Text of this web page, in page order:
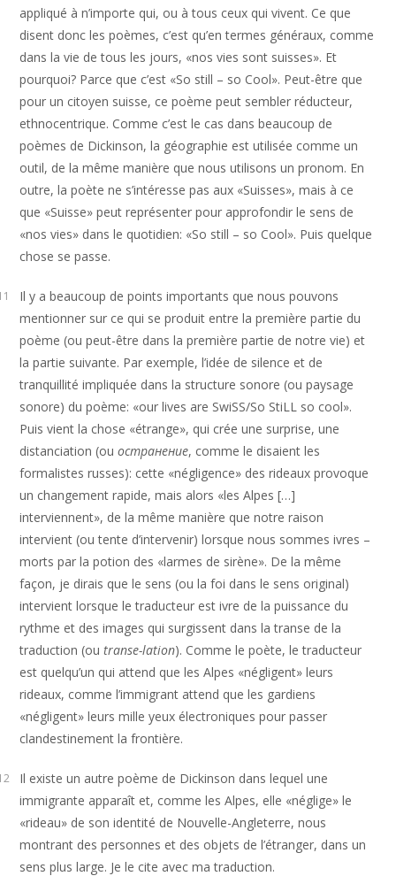
appliqué à n’importe qui, ou à tous ceux qui vivent. Ce que
disent donc les poèmes, c’est qu’en termes généraux, comme
dans la vie de tous les jours, «nos vies sont suisses». Et
pourquoi? Parce que c’est «So still – so Cool». Peut-être que
pour un citoyen suisse, ce poème peut sembler réducteur,
ethnocentrique. Comme c’est le cas dans beaucoup de
poèmes de Dickinson, la géographie est utilisée comme un
outil, de la même manière que nous utilisons un pronom. En
outre, la poète ne s’intéresse pas aux «Suisses», mais à ce
que «Suisse» peut représenter pour approfondir le sens de
«nos vies» dans le quotidien: «So still – so Cool». Puis quelque
chose se passe.
Il y a beaucoup de points importants que nous pouvons
mentionner sur ce qui se produit entre la première partie du
poème (ou peut-être dans la première partie de notre vie) et
la partie suivante. Par exemple, l’idée de silence et de
tranquillité impliquée dans la structure sonore (ou paysage
sonore) du poème: «our lives are SwiSS/So StiLL so cool».
Puis vient la chose «étrange», qui crée une surprise, une
distanciation (ouостранение, comme le disaient les
formalistes russes): cette «négligence» des rideaux provoque
un changement rapide, mais alors «les Alpes […]
interviennent», de la même manière que notre raison
intervient (ou tente d’intervenir) lorsque nous sommes ivres –
morts par la potion des «larmes de sirène». De la même
façon, je dirais que le sens (ou la foi dans le sens original)
intervient lorsque le traducteur est ivre de la puissance du
rythme et des images qui surgissent dans la transe de la
traduction (outranse-lation). Comme le poète, le traducteur
est quelqu’un qui attend que les Alpes «négligent» leurs
rideaux, comme l’immigrant attend que les gardiens
«négligent» leurs mille yeux électroniques pour passer
clandestinement la frontière.
Il existe un autre poème de Dickinson dans lequel une
immigrante apparaît et, comme les Alpes, elle «néglige» le
«rideau» de son identité de Nouvelle-Angleterre, nous
montrant des personnes et des objets de l’étranger, dans un
sens plus large. Je le cite avec ma traduction.